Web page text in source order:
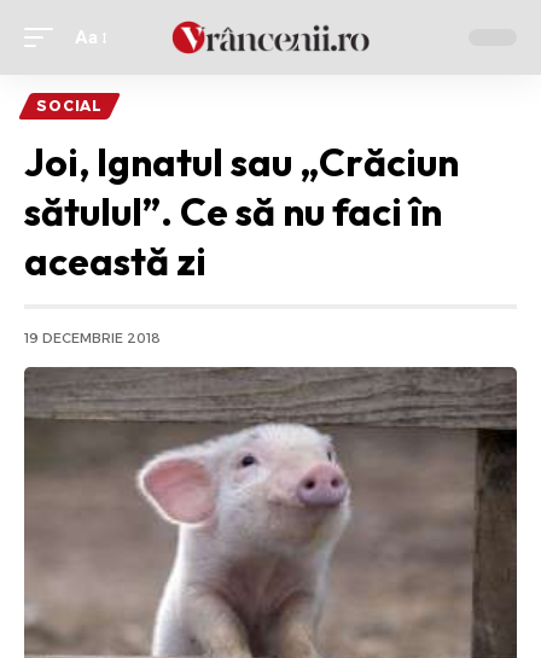
Ajustor
font
Aa
SOCIAL
Joi, Ignatul sau „Crăciun
sătulul”. Ce să nu faci în
această zi
19 DECEMBRIE 2018